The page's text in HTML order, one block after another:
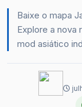
BeamNG.drive
American
buscar Esc
Baixe o mapa
Explore a nova
mod asiático